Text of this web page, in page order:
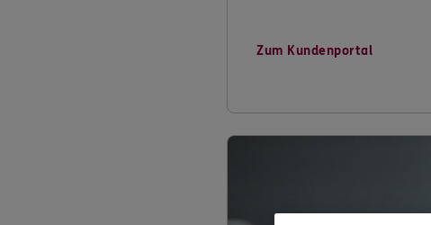
Zum Kundenportal